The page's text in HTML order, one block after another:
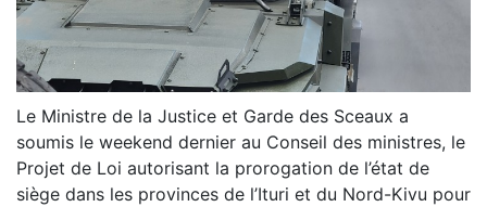
Le Ministre de la Justice et Garde des Sceaux a
soumis le weekend dernier au Conseil des ministres, le
Projet de Loi autorisant la prorogation de l’état de
siège dans les provinces de l’Ituri et du Nord-Kivu pour